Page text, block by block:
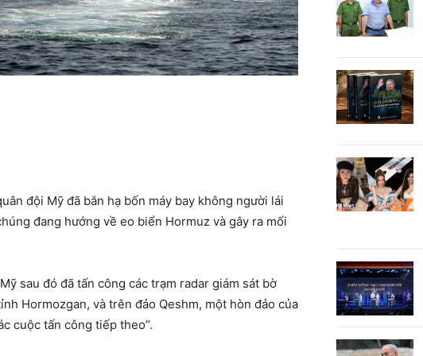
đội Mỹ đã bắn hạ bốn máy bay không người lái
đang hướng về eo biển Hormuz và gây ra mối
sau đó đã tấn công các trạm radar giám sát bờ
Hormozgan, và trên đảo Qeshm, một hòn đảo của
cuộc tấn công tiếp theo”.